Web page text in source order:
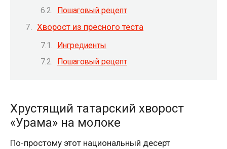
Пошаговый рецепт
Хворост из пресного теста
Ингредиенты
Пошаговый рецепт
Хрустящий татарский хворост
«Урама» на молоке
По-простому этот национальный десерт